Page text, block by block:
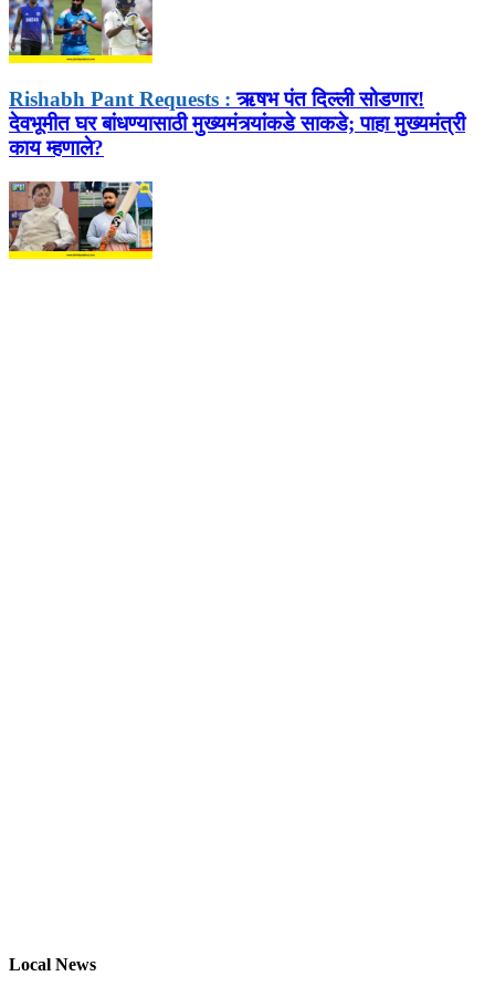
Rishabh Pant Requests : ऋषभ पंत दिल्ली सोडणार!
देवभूमीत घर बांधण्यासाठी मुख्यमंत्र्यांकडे साकडे; पाहा मुख्यमंत्री
काय म्हणाले?
Local News